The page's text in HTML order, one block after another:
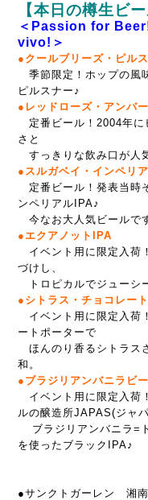
【本日の樽生ビ
＜Passion for
vivo!＞
●クールブリーズ・ピルス
季節限定！ホップの風
ピルスナー♪
●レッドローズ・アンバ
定番ビール！2004年に
さと
すっきりな飲み口が人
●スルガベイ・インペリ
定番ビール！発表当時
ンペリアルIPA♪
今なお大人気ビールで
●エクアノットIPA
イベント用に限定入荷
づけし、
トロピカルでジューシ
●シトラス・チョコレー
イベント用に限定入荷
ートポーターで
ほんのり香るシトラス
和。
●ブラジリアンバニラビ
イベント用に限定入荷
ルの醸造所JAPAS(ジャ
ブラジリアンバニラ=
を使ったブラックIPA♪
●サンクトガーレン 湘